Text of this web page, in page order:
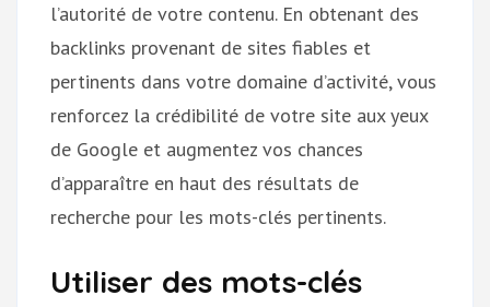
l’autorité de votre contenu. En obtenant des
backlinks provenant de sites fiables et
pertinents dans votre domaine d’activité, vous
renforcez la crédibilité de votre site aux yeux
de Google et augmentez vos chances
d’apparaître en haut des résultats de
recherche pour les mots-clés pertinents.
Utiliser des mots-clés